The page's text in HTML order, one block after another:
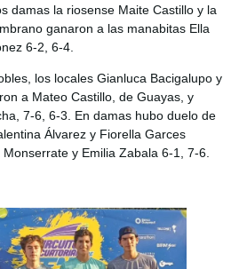
damas la riosense Maite Castillo y la
ganaron a las manabitas Ella
6-2, 6-4.
los locales Gianluca Bacigalupo y
a Mateo Castillo, de Guayas, y
7-6, 6-3. En damas hubo duelo de
Álvarez y Fiorella Garces
y Emilia Zabala 6-1, 7-6.